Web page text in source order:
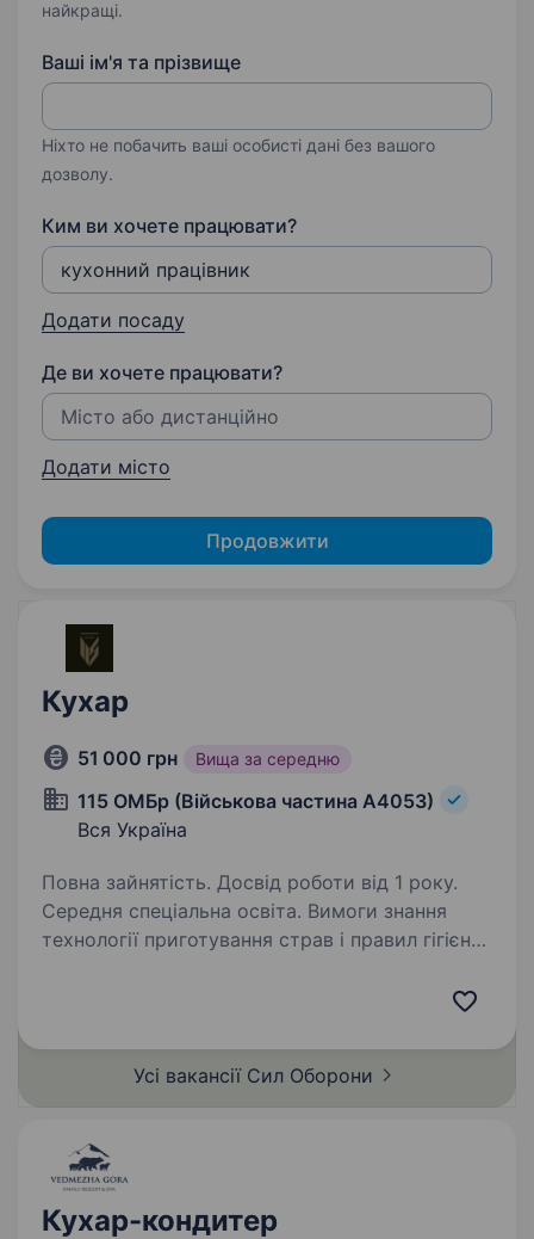
найкращі.
Ваші ім'я та прізвище
Ніхто не побачить ваші особисті дані без вашого
дозволу.
Ким ви хочете працювати?
Додати посаду
Де ви хочете працювати?
Додати місто
Продовжити
Кухар
51 000 грн Вища за середню
115 ОМБр (Військова частина А4053)
Вся Україна
Повна зайнятість. Досвід роботи від 1 року.
Середня спеціальна освіта. Вимоги знання
технології приготування страв і правил гігієни
зберігання сировини…
Усі вакансії Сил Оборони
Кухар-кондитер